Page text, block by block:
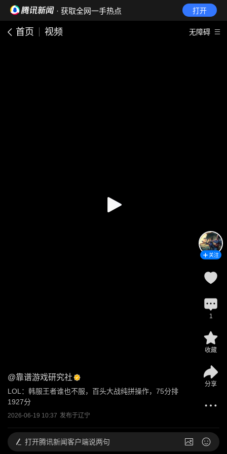
· 获取全网一手热点 打开
首页 视频 无障碍
@靠谱游戏研究社
LOL：韩服王者谁也不服，百头大战纯拼操作，75分排
1927分
2026-06-19 10:37 发布于辽宁
关注
1
收藏
分享
打开腾讯新闻客户端说两句